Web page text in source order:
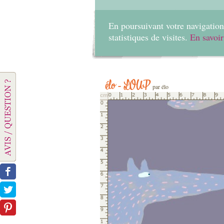
En poursuivant votre
statistiques de visites. En
élo - LOUP par élo